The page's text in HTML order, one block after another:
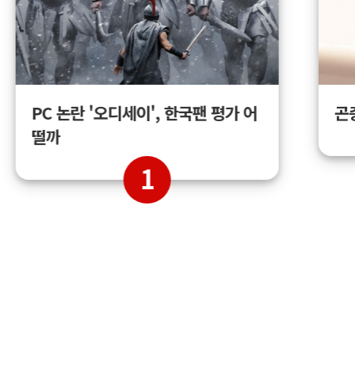
PC 논란 '오디세이', 한국팬 평가 어
떨까
1
곤